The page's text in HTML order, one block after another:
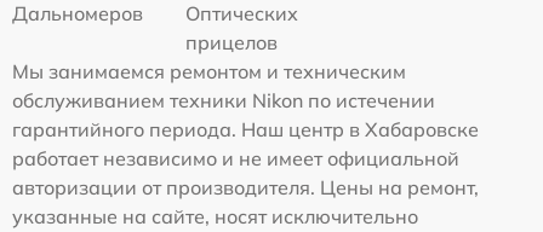
Дальномеров
Оптических
прицелов
Мы занимаемся ремонтом и техническим
обслуживанием техники Nikon по истечении
гарантийного периода. Наш центр в Хабаровске
работает независимо и не имеет официальной
авторизации от производителя. Цены на ремонт,
указанные на сайте, носят исключительно